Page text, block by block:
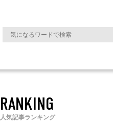
RANKING
人気記事ランキング